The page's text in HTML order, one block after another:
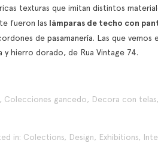
more
texturas que imitan distintos
fueron las lámparas de techo con
de pasamanería. Las que vemos
y hierro dorado, de Rua Vintage 74.
, Colecciones gancedo, Decora con telas,
in: Colections, Design, Exhibitions,